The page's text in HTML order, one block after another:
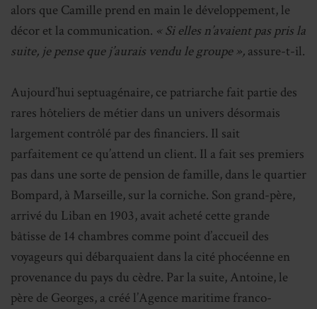
alors que Camille prend en main le développement, le
décor et la communication. « Si elles n’avaient pas pris la
suite, je pense que j’aurais vendu le groupe », assure-t-il.
Aujourd’hui septuagénaire, ce patriarche fait partie des
rares hôteliers de métier dans un univers désormais
largement contrôlé par des financiers. Il sait
parfaitement ce qu’attend un client. Il a fait ses premiers
pas dans une sorte de pension de famille, dans le quartier
Bompard, à Marseille, sur la corniche. Son grand-père,
arrivé du Liban en 1903, avait acheté cette grande
bâtisse de 14 chambres comme point d’accueil des
voyageurs qui débarquaient dans la cité phocéenne en
provenance du pays du cèdre. Par la suite, Antoine, le
père de Georges, a créé l’Agence maritime franco-